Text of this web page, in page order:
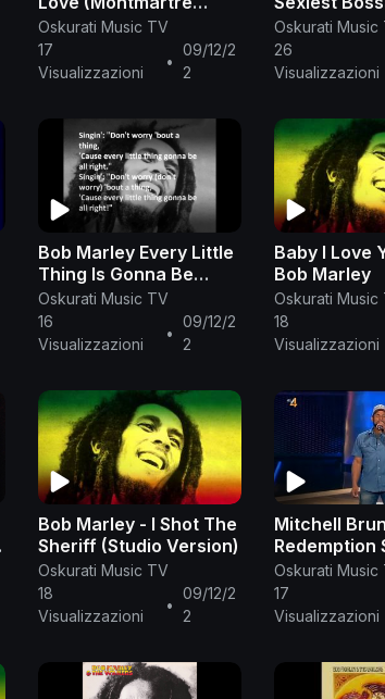
Remix)
Oskurati Music TV
17
Visualizzazioni
•
09/12/2
2
Songbook of
Marley)
Oskurati Music
26
Visualizzazioni
Bob Marley Every Little
Thing Is Gonna Be
Alright LYRICS
Oskurati Music TV
16
Visualizzazioni
•
09/12/2
2
Baby I Love
Bob Marley
Oskurati Music
18
Visualizzazioni
Bob Marley - I Shot The
Sheriff (Studio Version)
Oskurati Music TV
18
Visualizzazioni
•
09/12/2
2
Mitchell
Redemption
Bob Marley.
Of Holland
Oskurati Music
17
Visualizzazioni